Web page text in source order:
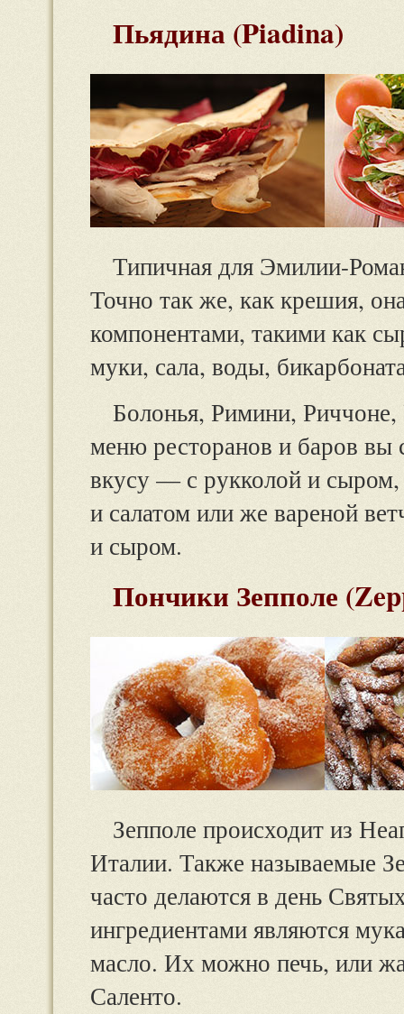
Пьядина (Piadina)
Типичная для Эмилии-
Точно так же, как крешия,
компонентами, такими как
муки, сала, воды,
Болонья, Римини,
меню ресторанов и баров вы
вкусу — с рукколой и
и салатом или же вареной
и сыром.
Пончики Зепполе
Зепполе происходит из
Италии. Также называемые
часто делаются в день
ингредиентами являются
масло. Их можно печь, или
Саленто.